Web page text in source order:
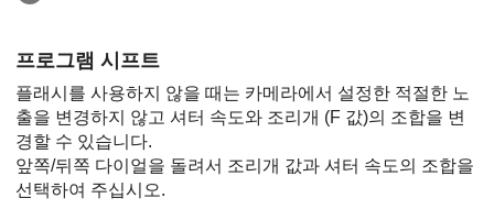
프로그램 시프트
플래시를 사용하지 않을 때는 카메라에서 설정한 적절한 노
출을 변경하지 않고 셔터 속도와 조리개 (F 값)의 조합을 변
경할 수 있습니다.
앞쪽/뒤쪽 다이얼을 돌려서 조리개 값과 셔터 속도의 조합을
선택하여 주십시오.